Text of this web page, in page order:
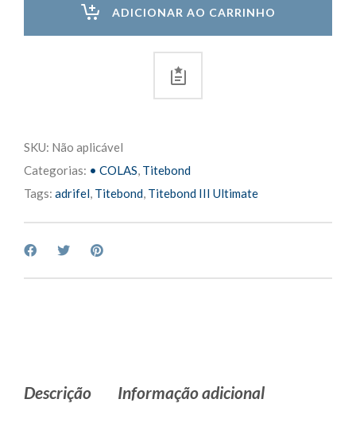
ADICIONAR AO CARRINHO
SKU: Não aplicável
Categorias: • COLAS, Titebond
Tags: adrifel, Titebond, Titebond III Ultimate
Descrição Informação adicional